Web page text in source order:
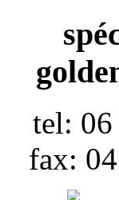
tel:
fax: